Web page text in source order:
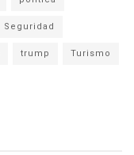
Seguridad
trump Turismo